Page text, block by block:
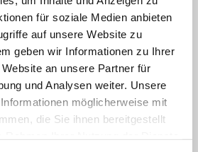
für soziale Medien anbieten
auf unsere Website zu
geben wir Informationen zu Ihrer
an unsere Partner für
und Analysen weiter. Unsere
möglicherweise mit
die Sie ihnen bereitgestellt